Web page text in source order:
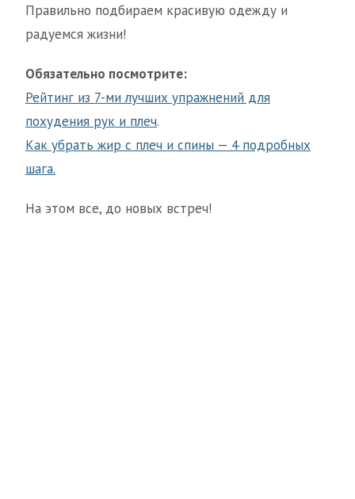
Правильно подбираем красивую одежду и
радуемся жизни!
Обязательно посмотрите:
Рейтинг из 7-ми лучших упражнений для
похудения рук и плеч.
Как убрать жир с плеч и спины — 4 подробных
шага.
На этом все, до новых встреч!